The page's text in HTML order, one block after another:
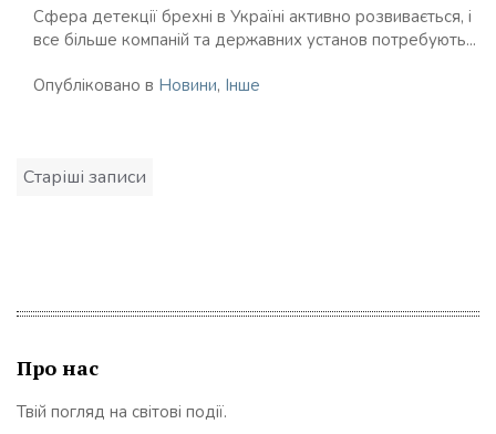
Сфера детекції брехні в Україні активно розвивається, і
все більше компаній та державних установ потребують...
Опубліковано в Новини, Інше
Навігація
записів
Старіші записи
Про нас
Твій погляд на світові події.